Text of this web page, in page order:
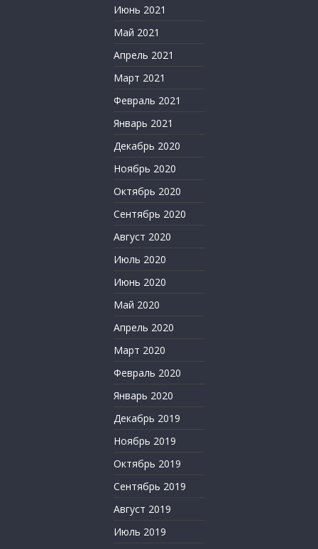
Июнь 2021
Май 2021
Апрель 2021
Март 2021
Февраль 2021
Январь 2021
Декабрь 2020
Ноябрь 2020
Октябрь 2020
Сентябрь 2020
Август 2020
Июль 2020
Июнь 2020
Май 2020
Апрель 2020
Март 2020
Февраль 2020
Январь 2020
Декабрь 2019
Ноябрь 2019
Октябрь 2019
Сентябрь 2019
Август 2019
Июль 2019